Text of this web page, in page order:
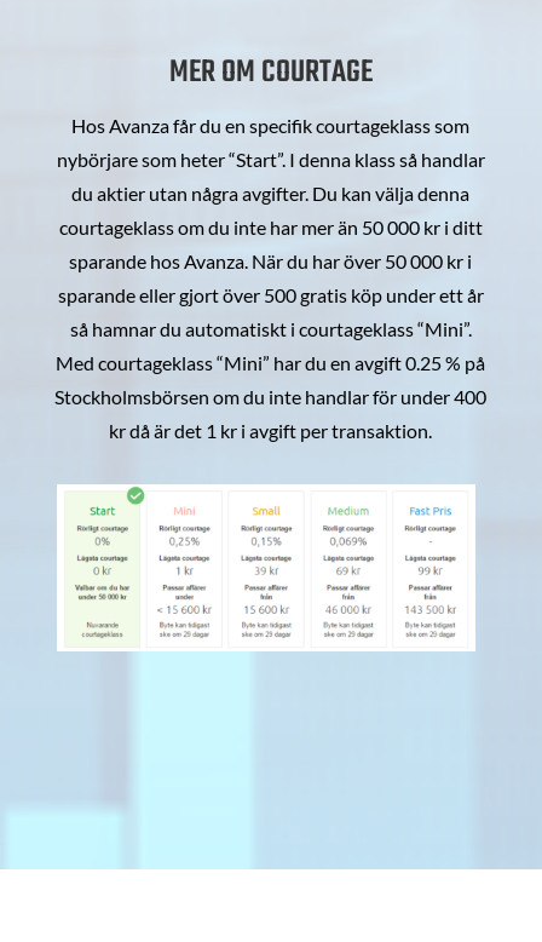
MER OM COURTAGE
Hos Avanza får du en specifik courtageklass som
nybörjare som heter “Start”. I denna klass så handlar
du aktier utan några avgifter. Du kan välja denna
courtageklass om du inte har mer än 50 000 kr i ditt
sparande hos Avanza. När du har över 50 000 kr i
sparande eller gjort över 500 gratis köp under ett år
så hamnar du automatiskt i courtageklass “Mini”.
Med courtageklass “Mini” har du en avgift 0.25 % på
Stockholmsbörsen om du inte handlar för under 400
kr då är det 1 kr i avgift per transaktion.